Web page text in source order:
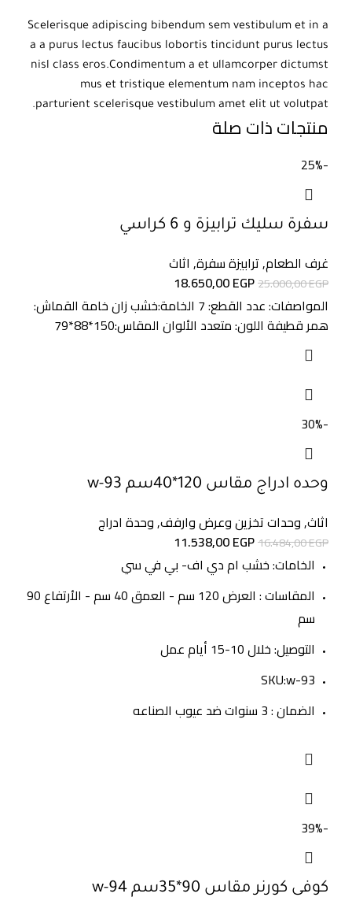
Scelerisque adipiscing bibendum sem vestibulum et in a
a a purus lectus faucibus lobortis tincidunt purus lectus
nisl class eros.Condimentum a et ullamcorper dictumst
mus et tristique elementum nam inceptos hac
parturient scelerisque vestibulum amet elit ut volutpat.
منتجات ذات صلة
-25%
سفرة سليك ترابيزة و 6 كراسي
غرف الطعام,ترابيزة سفرة, اثاث
25.000,00EGP
18.650,00EGP
المواصفات: عدد القطع: 7 الخامة:خشب زان خامة القماش:
همر قطيفة اللون: متعدد الألوان المقاس:150*88*79
-30%
وحده ادراج مقاس 120*40سم w-93
اثاث,وحدات تخزين وعرض وارفف,وحدة ادراج
16.484,00EGP
11.538,00EGP
الخامات: خشب ام دي اف- بي في سي
المقاسات : العرض 120 سم - العمق 40 سم - الأرتفاع 90
سم
التوصيل: خلال 10-15 أيام عمل
SKU:w-93
الضمان : 3 سنوات ضد عيوب الصناعه
-39%
كوفى كورنر مقاس 90*35سم w-94